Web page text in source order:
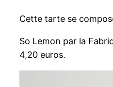
Cette tarte se
So Lemon par la
4,20 euros.